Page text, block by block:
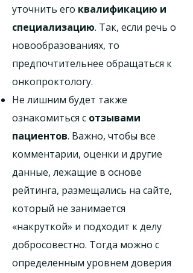
уточнить его квалификацию и
специализацию. Так, если речь о
новообразованиях, то
предпочтительнее обращаться к
онкопроктологу.
Не лишним будет также
ознакомиться с отзывами
пациентов. Важно, чтобы все
комментарии, оценки и другие
данные, лежащие в основе
рейтинга, размещались на сайте,
который не занимается
«накруткой» и подходит к делу
добросовестно. Тогда можно с
определенным уровнем доверия